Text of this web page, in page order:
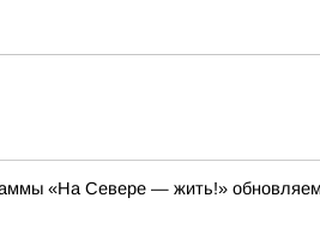
«На Севере — жить!» обновляем